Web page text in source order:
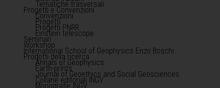
Tematiche trasversali
Progetti e Convenzioni
Convenzioni
Progetti
Progetti PNRR
Einstein telescope
Seminari
Workshop
International School of Geophysics Enzo Boschi
Prodotti della ricerca
Annals of Geophysics
Earth-prints
Journal of Geoethics and Social Geosciences
Collane editoriali INGV
Monografie INGV